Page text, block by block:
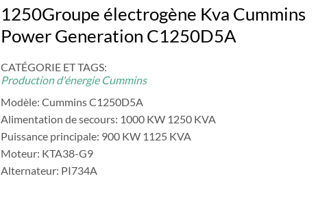
1250Groupe électrogène Kva Cummins
Power Generation C1250D5A
CATÉGORIE ET ​​TAGS:
Production d'énergie Cummins
Modèle: Cummins C1250D5A
Alimentation de secours: 1000 KW 1250 KVA
Puissance principale: 900 KW 1125 KVA
Moteur: KTA38-G9
Alternateur: PI734A